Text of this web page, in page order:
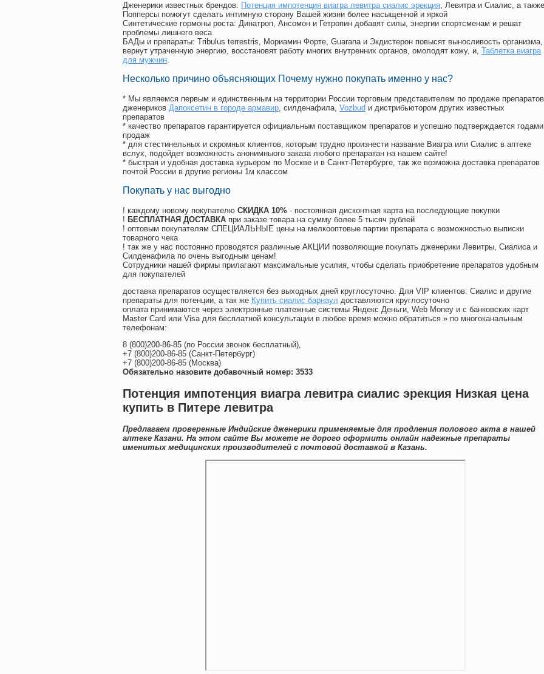
Дженерики известных брендов: Потенция импотенция виагра левитра сиалис эрекция, Левитра и Сиалис, а также
Попперсы помогут сделать интимную сторону Вашей жизни более насыщенной и яркой
Синтетические гормоны роста: Динатроп, Ансомон и Гетропин добавят силы, энергии спортсменам и решат
проблемы лишнего веса
БАДы и препараты: Tribulus terrestris, Мориамин Форте, Guarana и Экдистерон повысят выносливость организма,
вернут утраченную энергию, восстановят работу многих внутренних органов, омолодят кожу, и, Таблетка виагра
для мужчин.
Несколько причино объясняющих Почему нужно покупать именно у нас?
* Мы являемся первым и единственным на территории России торговым представителем по продаже препаратов
дженериков Дапоксетин в городе армавир, силденафила, Vozbud и дистрибьютором других известных
препаратов
* качество препаратов гарантируется официальным поставщиком препаратов и успешно подтверждается годами
продаж
* для стестинельных и скромных клиентов, которым трудно произнести название Виагра или Сиалис в аптеке
вслух, подойдет возможность анонимныого заказа любого препаратан на нашем сайте!
* быстрая и удобная доставка курьером по Москве и в Санкт-Петербурге, так же возможна доставка препаратов
почтой России в другие регионы 1м классом
Покупать у нас выгодно
! каждому новому покупателю СКИДКА 10% - постоянная дисконтная карта на последующие покупки
! БЕСПЛАТНАЯ ДОСТАВКА при заказе товара на сумму более 5 тысяч рублей
! оптовым покупателям СПЕЦИАЛЬНЫЕ цены на мелкооптовые партии препарата с возможностью выписки
товарного чека
! так же у нас постоянно проводятся различные АКЦИИ позволяющие покупать дженерики Левитры, Сиалиса и
Силденафила по очень выгодным ценам!
Cотрудники нашей фирмы прилагают максимальные усилия, чтобы сделать приобретение препаратов удобным
для покупателей
доставка препаратов осуществляется без выходных дней круглосуточно. Для VIP клиентов: Сиалис и другие
препараты для потенции, а так же Купить сиалис барнаул доставляются круглосуточно
оплата принимаются через электронные платежные системы Яндекс Деньги, Web Money и с банковских карт
Master Card или Visa для бесплатной консультации в любое время можно обратиться » по многоканальным
телефонам:
8 (800)200-86-85 (по России звонок бесплатный),
+7 (800)200-86-85 (Санкт-Петербург)
+7 (800)200-86-85 (Москва)
Обязательно назовите добавочный номер: 3533
Потенция импотенция виагра левитра сиалис эрекция Низкая цена
купить в Питере левитра
Предлагаем проверенные Индийские дженерики применяемые для продления полового акта в нашей
аптеке Казани. На этом сайте Вы можете не дорого оформить онлайн надежные препараты
именитых медицинских производителей с почтовой доставкой в Казань.